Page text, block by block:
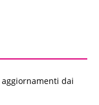
dai